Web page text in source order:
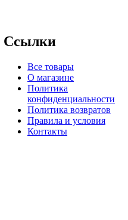
Ссылки
Все товары
О магазине
Политика
конфиденциальности
Политика возвратов
Правила и условия
Контакты